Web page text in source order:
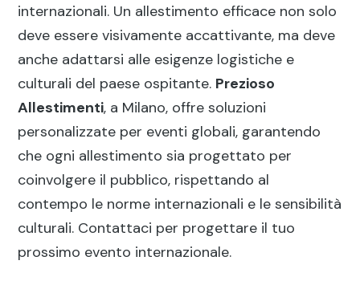
internazionali. Un allestimento efficace non solo
deve essere visivamente accattivante, ma deve
anche adattarsi alle esigenze logistiche e
culturali del paese ospitante. Prezioso
Allestimenti, a Milano, offre soluzioni
personalizzate per eventi globali, garantendo
che ogni allestimento sia progettato per
coinvolgere il pubblico, rispettando al
contempo le norme internazionali e le sensibilità
culturali. Contattaci per progettare il tuo
prossimo evento internazionale.